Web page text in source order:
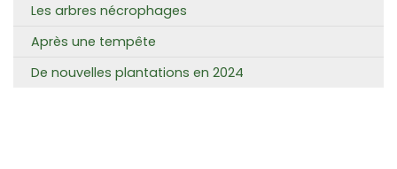
Les arbres nécrophages
Après une tempête
De nouvelles plantations en 2024